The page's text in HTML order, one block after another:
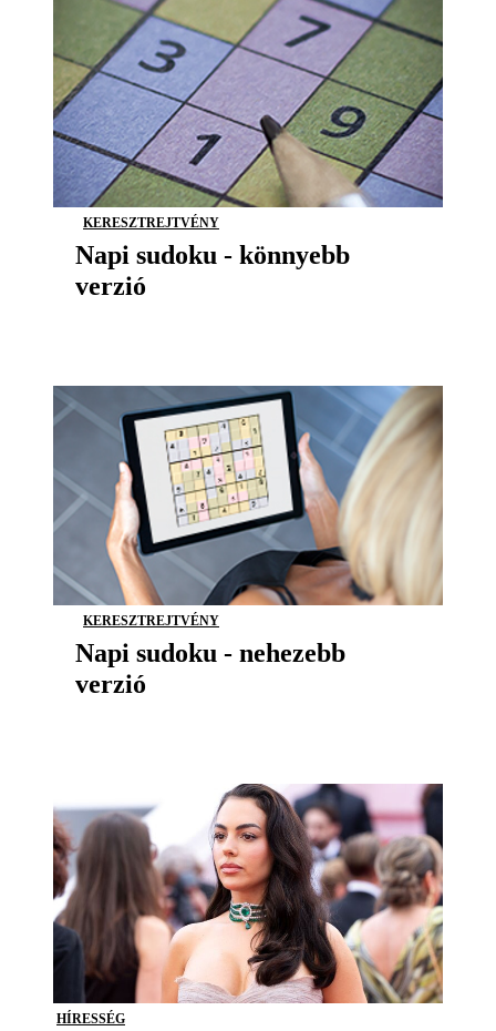
KERESZTREJTVÉNY
Napi sudoku - könnyebb
verzió
KERESZTREJTVÉNY
Napi sudoku - nehezebb
verzió
HÍRESSÉG